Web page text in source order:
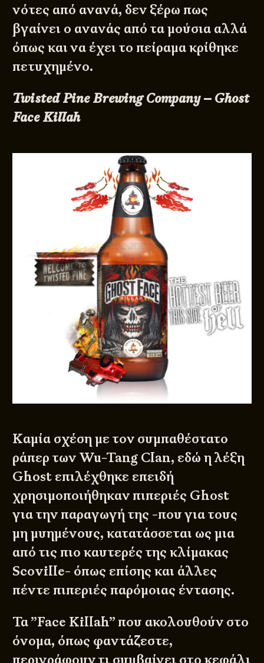
νότες από ανανά, δεν ξέρω πως
βγαίνει ο ανανάς από τα μούσια αλλά
όπως και να έχει το πείραμα κρίθηκε
πετυχημένο.
Twisted Pine Brewing Company – Ghost
Face Killah
Καμία σχέση με τον συμπαθέστατο
ράπερ των Wu-Tang Clan, εδώ η λέξη
Ghost επιλέχθηκε επειδή
χρησιμοποιήθηκαν πιπεριές Ghost
για την παραγωγή της -που για τους
μη μυημένους, κατατάσσεται ως μια
από τις πιο καυτερές της κλίμακας
Scoville- όπως επίσης και άλλες
πέντε πιπεριές παρόμοιας έντασης.
Τα ”Face Killah” που ακολουθούν στο
όνομα, όπως φαντάζεστε,